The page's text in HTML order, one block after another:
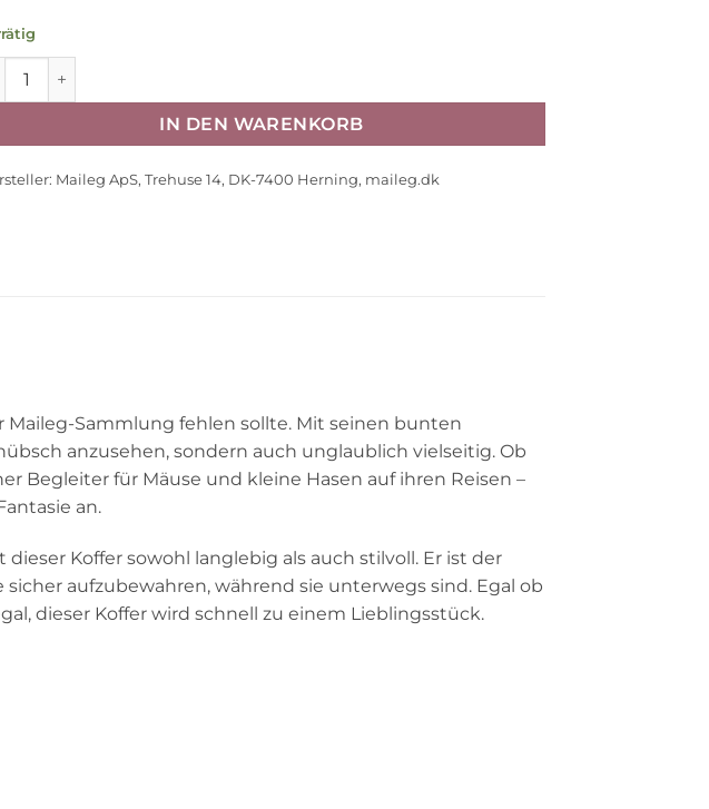
Metallkoffer „Braun“, 7,5x6,5x2,5cm Menge
IN DEN WARENKORB
Maileg ApS, Trehuse 14, DK-7400 Herning, maileg.dk
Maileg-Sammlung fehlen sollte. Mit seinen bunten
anzusehen, sondern auch unglaublich vielseitig. Ob
Begleiter für Mäuse und kleine Hasen auf ihren Reisen –
an.
Koffer sowohl langlebig als auch stilvoll. Er ist der
aufzubewahren, während sie unterwegs sind. Egal ob
dieser Koffer wird schnell zu einem Lieblingsstück.